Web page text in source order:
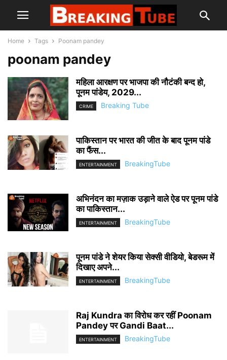
Home Tags Poonam pandey
poonam pandey
महिला आरक्षण पर भाजपा की नौटंकी बन्द हो,
पूनम पांडेय, 2029...
CRIME Breaking Tube
पाकिस्तान पर भारत की जीत के बाद पूनम पांडे
का फैंस...
ENTERTAINMENT BreakingTube
अभिनंदन का मज़ाक उड़ाने वाले ऐड पर पूनम पांडे
का पाकिस्तान...
ENTERTAINMENT BreakingTube
पूनम पांडे ने शेयर किया सेक्सी वीडियो, बेडरूम में
दिखाए अपने...
ENTERTAINMENT BreakingTube
Raj Kundra का विरोध कर रहीं Poonam
Pandey पर Gandi Baat...
ENTERTAINMENT BreakingTube